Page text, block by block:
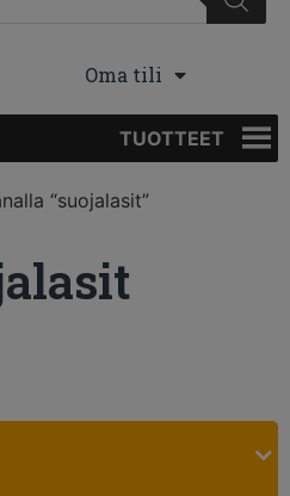
Oma tili
TUOTTEET
“suojalasit”